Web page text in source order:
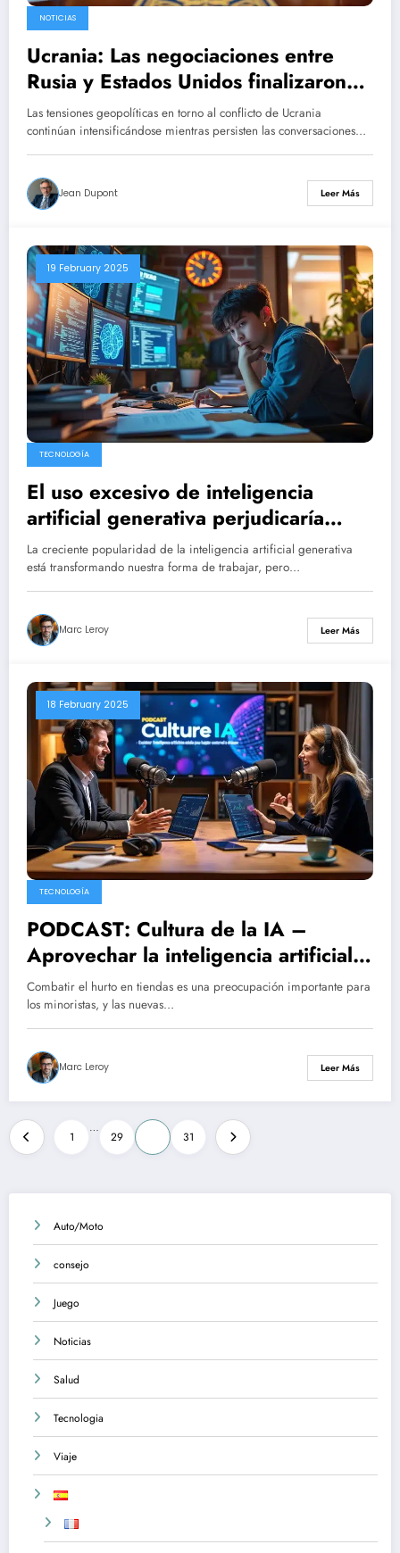
NOTICIAS
Ucrania: Las negociaciones entre
Rusia y Estados Unidos finalizaron
en Riad; siga las últimas noticias.
Las tensiones geopolíticas en torno al conflicto de Ucrania
continúan intensificándose mientras persisten las conversaciones…
Jean Dupont Leer Más
19 February 2025
TECNOLOGÍA
El uso excesivo de inteligencia
artificial generativa perjudicaría
habilidades esenciales de
pensamiento crítico.
La creciente popularidad de la inteligencia artificial generativa
está transformando nuestra forma de trabajar, pero…
Marc Leroy Leer Más
18 February 2025
TECNOLOGÍA
PODCAST: Cultura de la IA –
Aprovechar la inteligencia artificial
para combatir el hurto en tiendas –
Episodio del 18/02
Combatir el hurto en tiendas es una preocupación importante para
los minoristas, y las nuevas…
Marc Leroy Leer Más
Posts
pagination
1
…
29 31
Auto/Moto
consejo
Juego
Noticias
Salud
Tecnologia
Viaje